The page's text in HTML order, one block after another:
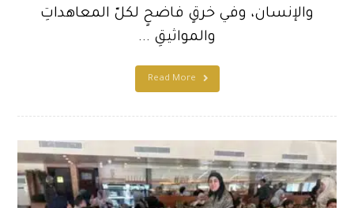
والإنسان، وفي خرقٍ فاضحٍ لكلّ المعاهداتِ
والمواثيقِ ...
Read More